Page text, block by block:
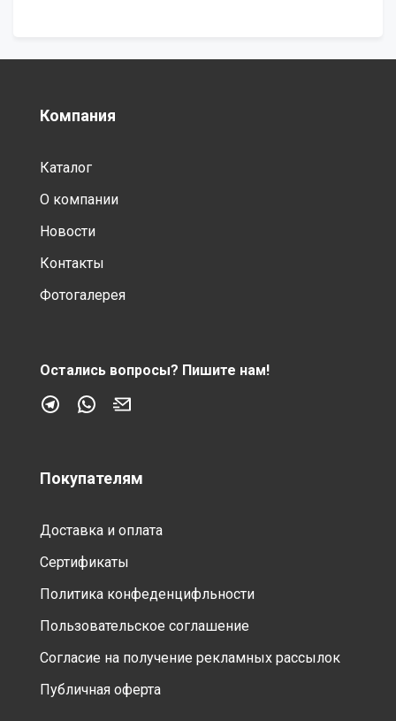
Компания
Каталог
О компании
Новости
Контакты
Фотогалерея
Остались вопросы? Пишите нам!
Покупателям
Доставка и оплата
Сертификаты
Политика конфеденцифльности
Пользовательское соглашение
Согласие на получение рекламных рассылок
Публичная оферта